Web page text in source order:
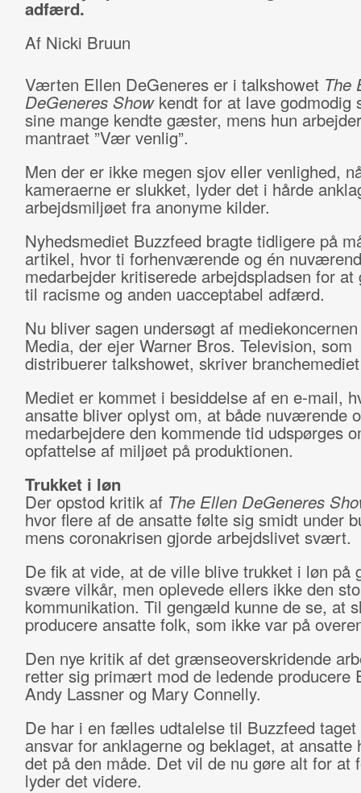
adfærd.
Af Nicki Bruun
Værten Ellen DeGeneres er i talkshowet The
DeGeneres Showkendt for at lave godmodig
sine mange kendte gæster, mens hun
mantraet ”Vær venlig”.
Men der er ikke megen sjov eller venlighed,
kameraerne er slukket, lyder det i hårde
arbejdsmiljøet fra anonyme kilder.
Nyhedsmediet Buzzfeed bragte tidligere på
artikel, hvor ti forhenværende og én
medarbejder kritiserede arbejdspladsen for at
til racisme og anden uacceptabel adfærd.
Nu bliver sagen undersøgt af
Media, der ejer Warner Bros. Television, som
distribuerer talkshowet, skriver
Mediet er kommet i besiddelse af en e-mail,
ansatte bliver oplyst om, at både nuværende
medarbejdere den kommende tid udspørges
opfattelse af miljøet på produktionen.
Trukket i løn
Der opstod kritik af The Ellen DeGeneres
hvor flere af de ansatte følte sig smidt under
mens coronakrisen gjorde arbejdslivet svært.
De fik at vide, at de ville blive trukket i løn på
svære vilkår, men oplevede ellers ikke den
kommunikation. Til gengæld kunne de se, at
producere ansatte folk, som ikke var på
Den nye kritik af det grænseoverskridende
retter sig primært mod de ledende producere
Andy Lassner og Mary Connelly.
De har i en fælles udtalelse til Buzzfeed taget
ansvar for anklagerne og beklaget, at ansatte
det på den måde. Det vil de nu gøre alt for at
lyder det videre.